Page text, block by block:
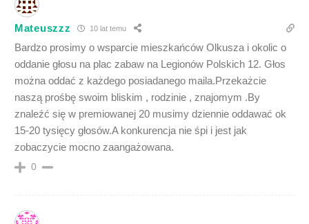
Mateuszzz 10 lat temu
Bardzo prosimy o wsparcie mieszkańców Olkusza i okolic o
oddanie głosu na plac zabaw na Legionów Polskich 12. Głos
można oddać z każdego posiadanego maila.Przekażcie
naszą prośbę swoim bliskim , rodzinie , znajomym .By
znaleźć się w premiowanej 20 musimy dziennie oddawać ok
15-20 tysięcy głosów.A konkurencja nie śpi i jest jak
zobaczycie mocno zaangażowana.
0